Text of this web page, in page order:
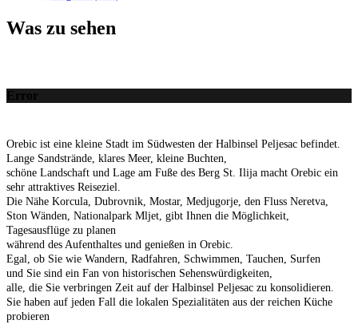
Was zu sehen
Error
Orebic ist eine kleine Stadt im Südwesten der Halbinsel Peljesac befindet.
Lange Sandstrände, klares Meer, kleine Buchten,
schöne Landschaft und Lage am Fuße des Berg St. Ilija macht Orebic ein
sehr attraktives Reiseziel.
Die Nähe Korcula, Dubrovnik, Mostar, Medjugorje, den Fluss Neretva,
Ston Wänden, Nationalpark Mljet, gibt Ihnen die Möglichkeit,
Tagesausflüge zu planen
während des Aufenthaltes und genießen in Orebic.
Egal, ob Sie wie Wandern, Radfahren, Schwimmen, Tauchen, Surfen
und Sie sind ein Fan von historischen Sehenswürdigkeiten,
alle, die Sie verbringen Zeit auf der Halbinsel Peljesac zu konsolidieren.
Sie haben auf jeden Fall die lokalen Spezialitäten aus der reichen Küche
probieren